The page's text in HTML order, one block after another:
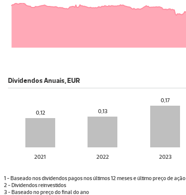
Dividendos Anuais,EUR
0,12 0,13
0,17
2021 2022 2023
1 - Baseado nos dividendos pagos nos últimos 12 meses e último preço de ação
2 - Dividendos reinvestidos
3 - Baseado no preço do final do ano